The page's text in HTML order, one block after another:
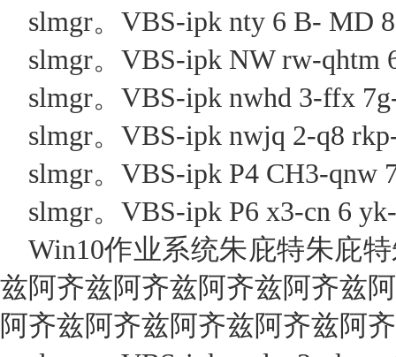
slmgr。VBS-ipk nty 6 B- MD
slmgr。VBS-ipk NW rw-qhtm
slmgr。VBS-ipk nwhd 3-ffx
slmgr。VBS-ipk nwjq 2-q8
slmgr。VBS-ipk P4 CH3-qnw
slmgr。VBS-ipk P6 x3-cn 6
Win10作业系统朱庇特朱庇
兹阿齐兹阿齐兹阿齐兹阿齐兹
阿齐兹阿齐兹阿齐兹阿齐兹阿